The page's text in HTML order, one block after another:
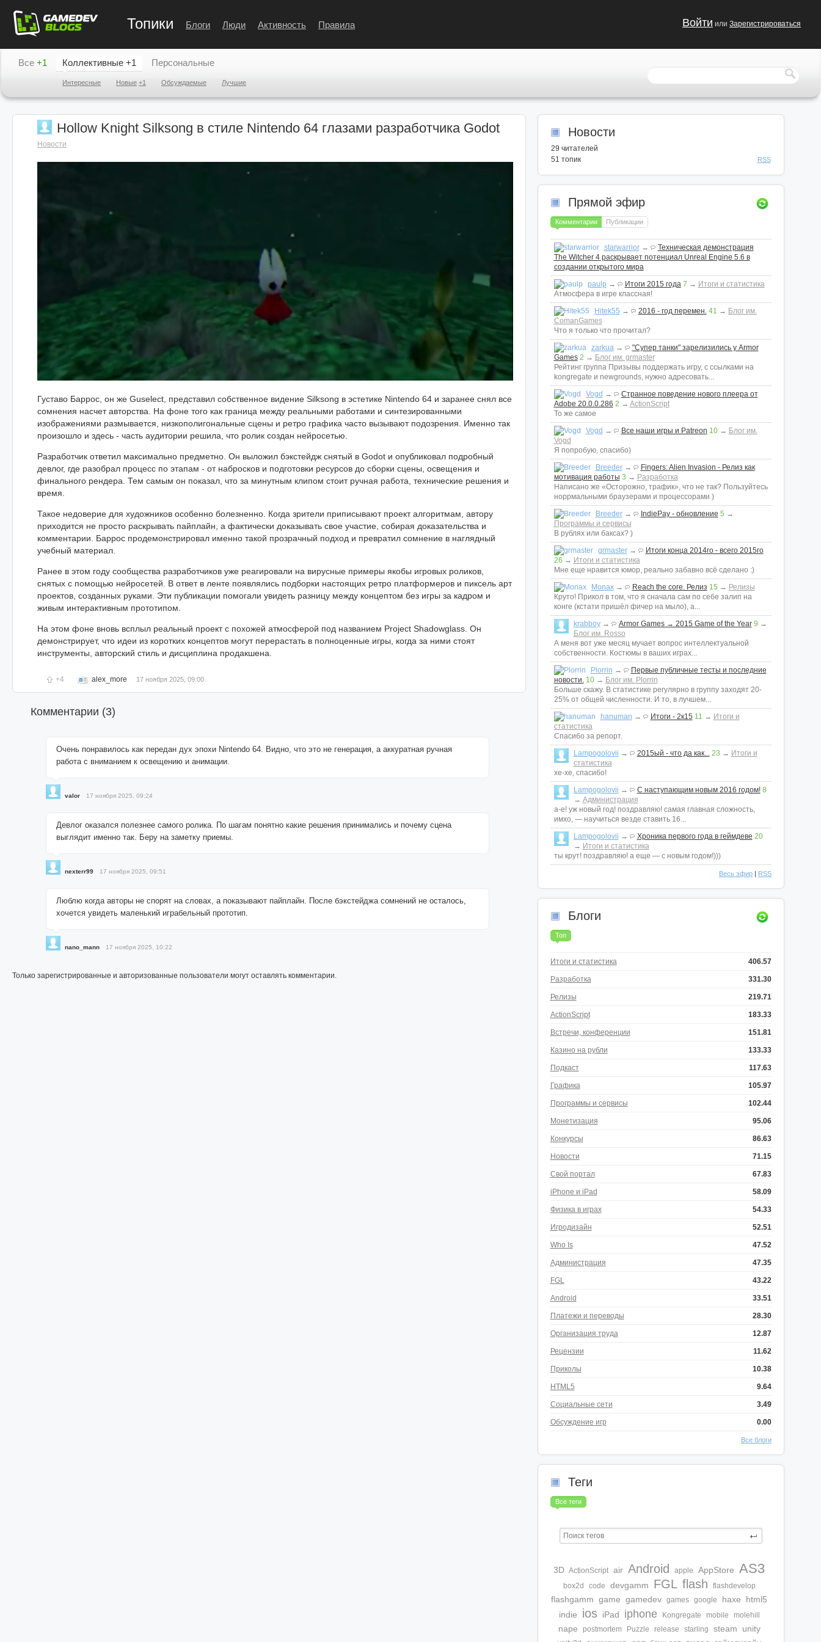
Войти или Зарегистрироваться
Топики Блоги Люди Активность Правила
Все +1 Коллективные +1
Интересные Новые +1 Обсуждаемые Лучшие
Персональные
Hollow Knight Silksong в стиле Nintendo 64 глазами разработчика Godot
Новости
Густаво Баррос, он же Guselect, представил собственное видение Silksong в эстетике Nintendo 64 и заранее снял все
сомнения насчет авторства. На фоне того как граница между реальными работами и синтезированными
изображениями размывается, низкополигональные сцены и ретро графика часто вызывают подозрения. Именно так
произошло и здесь - часть аудитории решила, что ролик создан нейросетью.
Разработчик ответил максимально предметно. Он выложил бэкстейдж снятый в Godot и опубликовал подробный
девлог, где разобрал процесс по этапам - от набросков и подготовки ресурсов до сборки сцены, освещения и
финального рендера. Тем самым он показал, что за минутным клипом стоит ручная работа, технические решения и
время.
Такое недоверие для художников особенно болезненно. Когда зрители приписывают проект алгоритмам, автору
приходится не просто раскрывать пайплайн, а фактически доказывать свое участие, собирая доказательства и
комментарии. Баррос продемонстрировал именно такой прозрачный подход и превратил сомнение в наглядный
учебный материал.
Ранее в этом году сообщества разработчиков уже реагировали на вирусные примеры якобы игровых роликов,
снятых с помощью нейросетей. В ответ в ленте появлялись подборки настоящих ретро платформеров и пиксель арт
проектов, созданных руками. Эти публикации помогали увидеть разницу между концептом без игры за кадром и
живым интерактивным прототипом.
На этом фоне вновь всплыл реальный проект с похожей атмосферой под названием Project Shadowglass. Он
демонстрирует, что идеи из коротких концептов могут перерастать в полноценные игры, когда за ними стоят
инструменты, авторский стиль и дисциплина продакшена.
+4 alex_more 17 ноября 2025, 09:00
Комментарии (3)
Очень понравилось как передан дух эпохи Nintendo 64. Видно, что это не генерация, а аккуратная ручная
работа с вниманием к освещению и анимации.
valor 17 ноября 2025, 09:24
Девлог оказался полезнее самого ролика. По шагам понятно какие решения принимались и почему сцена
выглядит именно так. Беру на заметку приемы.
nexterr99 17 ноября 2025, 09:51
Люблю когда авторы не спорят на словах, а показывают пайплайн. После бэкстейджа сомнений не осталось,
хочется увидеть маленький играбельный прототип.
nano_mann 17 ноября 2025, 10:22
Только зарегистрированные и авторизованные пользователи могут оставлять комментарии.
Новости
29 читателей
51 топик
RSS
Прямой эфир
Комментарии Публикации
starwarrior→
Техническая демонстрация
The Witcher 4 раскрывает потенциал Unreal Engine 5.6 в
создании открытого мира
paulp → Итоги 2015 года 7 → Итоги и статистика
Атмосфера в игре классная!
Hitek55 → 2016 - год перемен. 41 → Блог им.
ComanGames
Что я только что прочитал?
zarkua→
"Супер танки" зарелизились у Armor
Games 2 → Блог им. grmaster
Рейтинг группа Призывы поддержать игру, с ссылками на
kongregate и newgrounds, нужно адресовать...
Vogd →
Странное поведение нового плеера от
Adobe 20.0.0.286 2 → ActionScript
То же самое
Vogd → Все наши игры и Patreon 10→ Блог им.
Vogd
Я попробую, спасибо)
Breeder→
Fingers: Alien Invasion - Релиз как
мотивация работы 3 → Разработка
Написано же «Осторожно, трафик», что не так? Пользуйтесь
норрмальными браузерами и процессорами )
Breeder→ IndiePay - обновление 5 →
Программы и сервисы
В рублях или баксах? )
grmaster→
Итоги конца 2014го - всего 2015го
26 → Итоги и статистика
Мне еще нравится юмор, реально забавно всё сделано :)
Monax→ Reach the core. Релиз 15 → Релизы
Круто! Прикол в том, что я сначала сам по себе залип на
конге (кстати пришёл фичер на мыло), а...
krabboy→ Armor Games → 2015 Game of the Year 9 →
Блог им. Rosso
А меня вот уже месяц мучает вопрос интеллектуальной
собственности. Костюмы в ваших играх...
Plorrin →
Первые публичные тесты и последние
новости. 10→ Блог им. Plorrin
Больше скажу. В статистике регулярно в группу заходят 20-
25% от общей численности. И то, в лучшем...
hanuman → Итоги - 2к15 11 → Итоги и
статистика
Спасибо за репорт.
Lampogolovii → 2015ый - что да как... 23 → Итоги и
статистика
хе-хе, спасибо!
Lampogolovii → С наступающим новым 2016 годом! 8
→ Администрация
а-е! уж новый год! поздравляю! самая главная сложность,
имхо, — научиться везде ставить 16...
Lampogolovii → Хроника первого года в геймдеве 20
→ Итоги и статистика
ты крут! поздравляю! а еще — с новым годом!)))
Весь эфир| RSS
Блоги
Топ
Итоги и статистика 406.57
Разработка 331.30
Релизы 219.71
ActionScript 183.33
Встречи, конференции 151.81
Казино на рубли 133.33
Подкаст 117.63
Графика 105.97
Программы и сервисы 102.44
Монетизация 95.06
Конкурсы 86.63
Новости 71.15
Свой портал 67.83
iPhone и iPad 58.09
Физика в играх 54.33
Игродизайн 52.51
Who Is 47.52
Администрация 47.35
FGL 43.22
Android 33.51
Платежи и переводы 28.30
Организация труда 12.87
Рецензии 11.62
Приколы 10.38
HTML5 9.64
Социальные сети 3.49
Обсуждение игр 0.00
Все блоги
Теги
Все теги
3D ActionScript air Android apple AppStore AS3
box2d code devgamm FGL flash flashdevelop
flashgamm game gamedev games google haxe
html5
indie
ios iPad iphone Kongregate mobile molehill
nape postmortem Puzzle release starling steam unity